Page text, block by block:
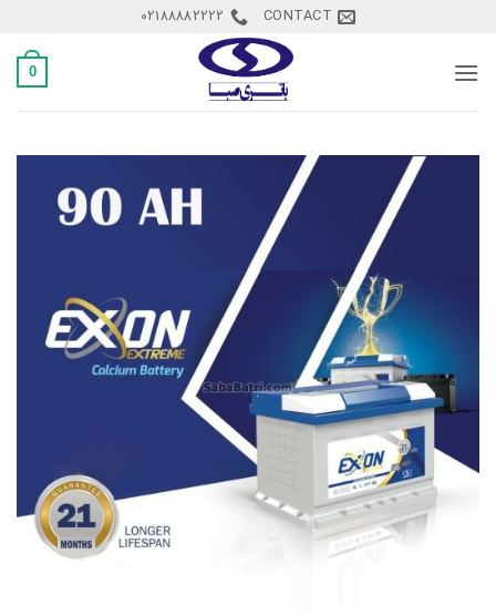
content
CONTACT
02188882222
0